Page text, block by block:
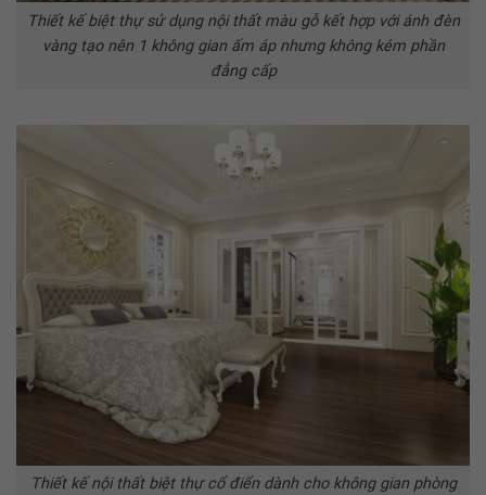
Thiết kế biệt thự sử dụng nội thất màu gỗ kết hợp với ánh đèn
vàng tạo nên 1 không gian ấm áp nhưng không kém phần
đẳng cấp
Thiết kế nội thất biệt thự cổ điển dành cho không gian phòng